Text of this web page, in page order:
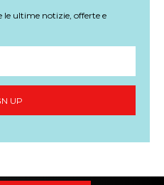
le ultime notizie, offerte e
UP